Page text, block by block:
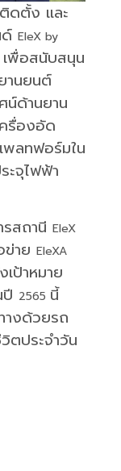
ดตั้ง และ
EleX by
เพื่อสนับสนุน
านยนต์
น์ด้านยาน
รื่องอัด
พลทฟอร์มใน
ะจุไฟฟ้า
สถานี EleX
ข่าย EleXA
เป้าหมาย
2565 นี้
างด้วยรถ
ตประจำวัน